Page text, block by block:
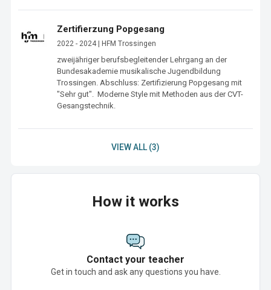
Zertifierzung Popgesang
2022 - 2024 | HFM Trossingen
zweijähriger berufsbegleitender Lehrgang an der
Bundesakademie musikalische Jugendbildung
Trossingen. Abschluss: Zertifizierung Popgesang mit
"Sehr gut".  Moderne Style mit Methoden aus der CVT-
Gesangstechnik.
VIEW ALL (3)
How it works
Contact your teacher
Get in touch and ask any questions you have.